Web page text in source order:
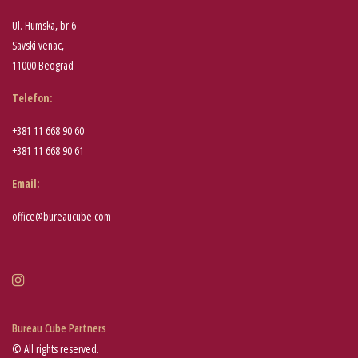
Ul. Humska, br.6
Savski venac,
11000 Beograd
Telefon:
+381 11 668 90 60
+381 11 668 90 61
Email:
office@bureaucube.com
Bureau Cube Partners
© All rights reserved.